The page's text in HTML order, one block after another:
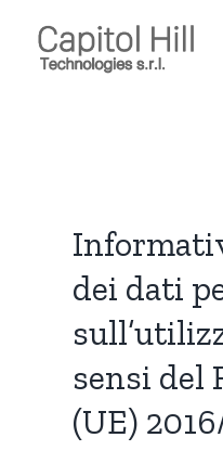
contenuto
dei dati
sensi del
(UE)